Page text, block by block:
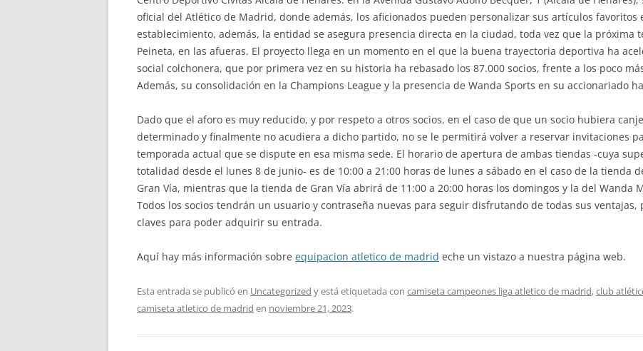
oficial del Atlético de Madrid, donde además, los aficionados pueden personalizar sus artículos favoritos
establecimiento, además, la entidad se asegura presencia directa en la ciudad, toda vez que la próxima
Peineta, en las afueras. El proyecto llega en un momento en el que la buena trayectoria deportiva ha
social colchonera, que por primera vez en su historia ha rebasado los 87.000 socios, frente a los poco
Además, su consolidación en la Champions League y la presencia de Wanda Sports en su accionariado
Dado que el aforo es muy reducido, y por respeto a otros socios, en el caso de que un socio hubiera
determinado y finalmente no acudiera a dicho partido, no se le permitirá volver a reservar invitaciones
temporada actual que se dispute en esa misma sede. El horario de apertura de ambas tiendas -cuya
totalidad desde el lunes 8 de junio- es de 10:00 a 21:00 horas de lunes a sábado en el caso de la tienda
Gran Vía, mientras que la tienda de Gran Vía abrirá de 11:00 a 20:00 horas los domingos y la del Wanda
Todos los socios tendrán un usuario y contraseña nuevas para seguir disfrutando de todas sus
claves para poder adquirir su entrada.
Aquí hay más información sobre equipacion atletico de madrid eche un vistazo a nuestra página web.
Esta entrada se publicó en Uncategorized y está etiquetada con camiseta campeones liga atletico de madrid,club
camiseta atletico de madrid en noviembre 21, 2023.